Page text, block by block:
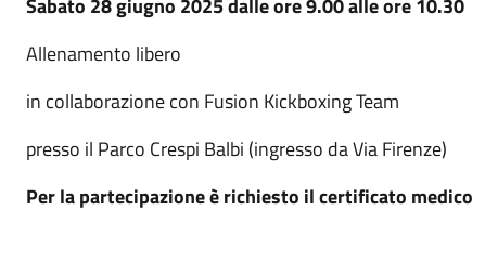
Sabato 28 giugno 2025 dalle ore 9.00 alle ore 10.30
Allenamento libero
in collaborazione con Fusion Kickboxing Team
presso il Parco Crespi Balbi (ingresso da Via Firenze)
Per la partecipazione è richiesto il certificato medico